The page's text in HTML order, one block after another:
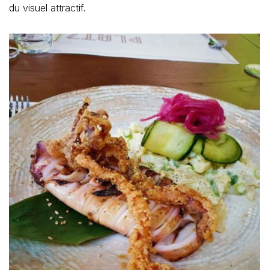
du visuel attractif.